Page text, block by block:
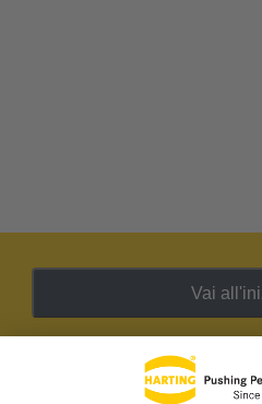
Vai
Newsletter HARTING